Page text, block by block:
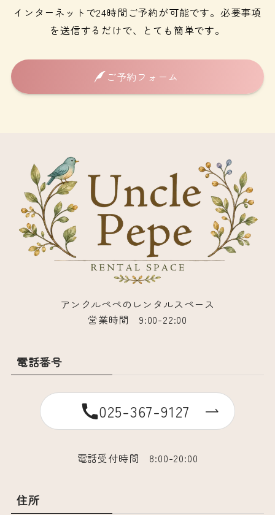
インターネットで24時間ご予約が可能です。必要事項
を送信するだけで、とても簡単です。
ご予約フォーム
アンクルペペのレンタルスペース
営業時間 9:00-22:00
電話番号
025-367-9127
電話受付時間 8:00-20:00
住所